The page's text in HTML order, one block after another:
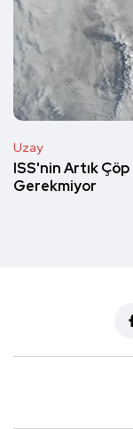
Uzay
ISS'nin Artık
Gerekmiyor